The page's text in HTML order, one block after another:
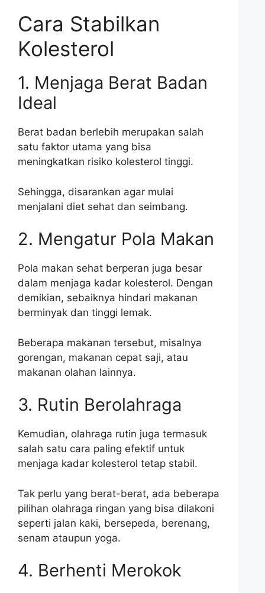
Cara Stabilkan
Kolesterol
1. Menjaga Berat Badan
Ideal
Berat badan berlebih merupakan salah
satu faktor utama yang bisa
meningkatkan risiko kolesterol tinggi.
Sehingga, disarankan agar mulai
menjalani diet sehat dan seimbang.
2. Mengatur Pola Makan
Pola makan sehat berperan juga besar
dalam menjaga kadar kolesterol. Dengan
demikian, sebaiknya hindari makanan
berminyak dan tinggi lemak.
Beberapa makanan tersebut, misalnya
gorengan, makanan cepat saji, atau
makanan olahan lainnya.
3. Rutin Berolahraga
Kemudian, olahraga rutin juga termasuk
salah satu cara paling efektif untuk
menjaga kadar kolesterol tetap stabil.
Tak perlu yang berat-berat, ada beberapa
pilihan olahraga ringan yang bisa dilakoni
seperti jalan kaki, bersepeda, berenang,
senam ataupun yoga.
4. Berhenti Merokok